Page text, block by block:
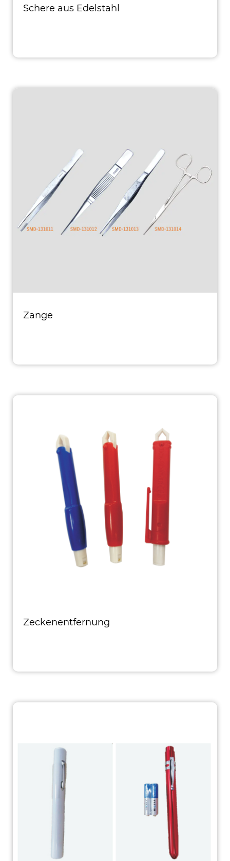
Schere aus Edelstahl
Zange
Zeckenentfernung